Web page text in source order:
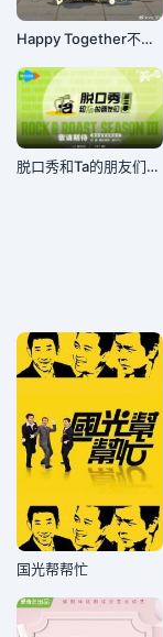
Happy Together不是一个人真好
脱口秀和Ta的朋友们第三季
国光帮帮忙